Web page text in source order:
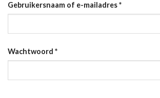
Gebruikersnaam of e-mailadres*
Wachtwoord *